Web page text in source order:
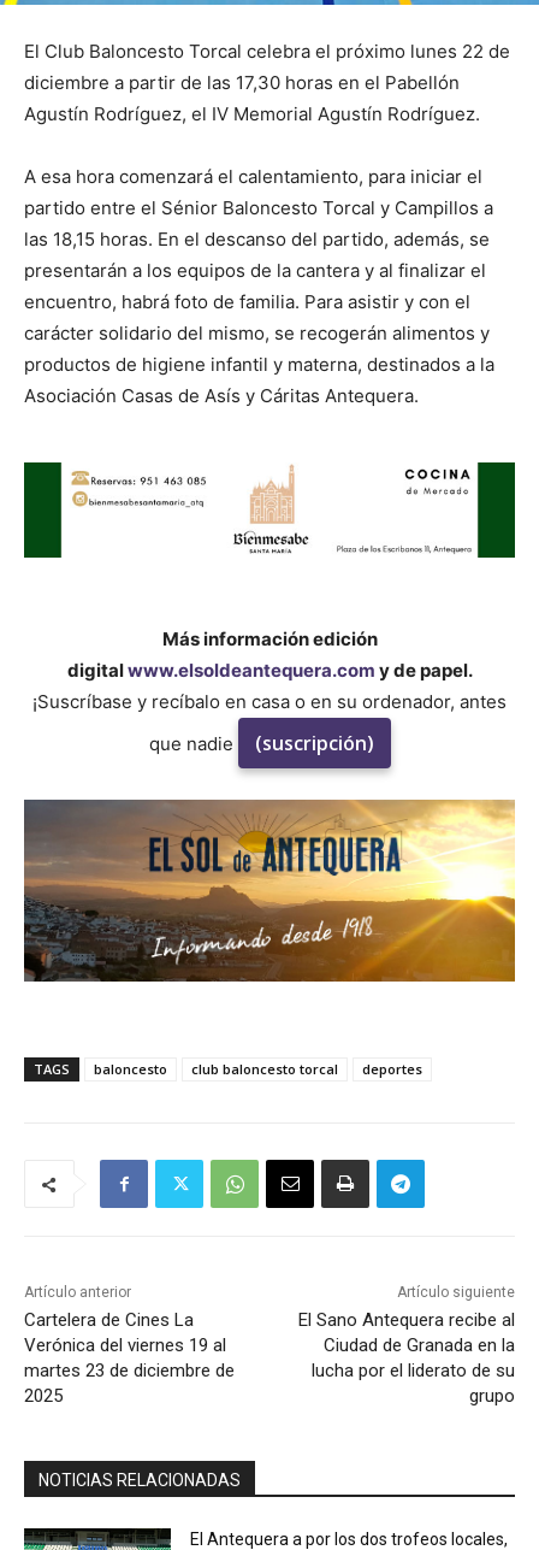
El Club Baloncesto Torcal celebra el próximo lunes 22 de
diciembre a partir de las 17,30 horas en el Pabellón
Agustín Rodríguez, el IV Memorial Agustín Rodríguez.
A esa hora comenzará el calentamiento, para iniciar el
partido entre el Sénior Baloncesto Torcal y Campillos a
las 18,15 horas. En el descanso del partido, además, se
presentarán a los equipos de la cantera y al finalizar el
encuentro, habrá foto de familia. Para asistir y con el
carácter solidario del mismo, se recogerán alimentos y
productos de higiene infantil y materna, destinados a la
Asociación Casas de Asís y Cáritas Antequera.
Más información edición
digitalwww.elsoldeantequera.com y de papel.
¡Suscríbase y recíbalo en casa o en su ordenador, antes
que nadie
(suscripción)
TAGS baloncesto club baloncesto torcal deportes
Artículo anterior
Cartelera de Cines La
Verónica del viernes 19 al
martes 23 de diciembre de
2025
Artículo siguiente
El Sano Antequera recibe al
Ciudad de Granada en la
lucha por el liderato de su
grupo
NOTICIAS RELACIONADAS
El Antequera a por los dos trofeos locales,